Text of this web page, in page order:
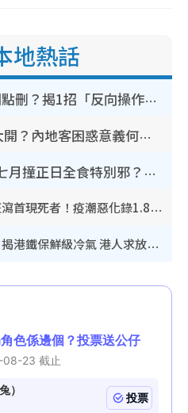
地熱話
WhatsApp預設貼圖點刪？揭1招「反向操作」還原簡潔介面 附3步實測教學
香港山邊鐵閘邊門大開？內地客困惑意義何在！網民神回覆：呢種叫法理性防禦
鬼門開2026｜農曆七月撞正日全食特別邪？專家警告切忌做一事！揭4大禁忌+2招保平安
奪命寄生蟲｜食生菜狂瀉首現死者！疫潮惡化錄1.8萬宗病例 揭洗菜3大謬誤
內地客歎港人唔識老！揭港鐵保鮮級冷氣 港人求放過：咪投訴